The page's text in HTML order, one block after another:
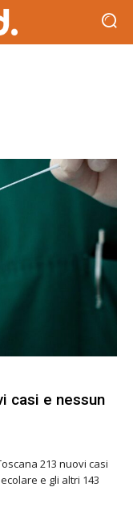
casi e nessun
213 nuovi casi
e gli altri 143